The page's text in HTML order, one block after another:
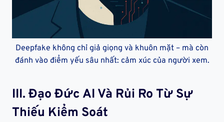
Deepfake không chỉ giả giọng và khuôn mặt – mà còn
đánh vào điểm yếu sâu nhất: cảm xúc của người xem.
III. Đạo Đức AI Và Rủi Ro Từ Sự
Thiếu Kiểm Soát